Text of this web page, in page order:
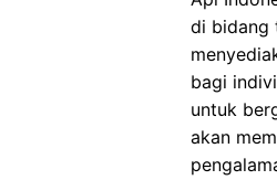
di bidang
bagi
untuk
akan